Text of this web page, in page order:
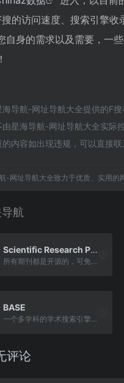
的访问速度、搜索引擎
自身的需求以及需要，一
海导航-网址导航大全提供的F
由星海导航-网址导航大全实际
的内容如出现违规，可以直接
-网址导航大全致力于优质、实用的
航
Scientific Research Publishing
所有期刊都是开源的，可免费下载所有期刊全文
BASE
一个多学科的学术搜索引擎，提供对全球异构学术资源的集成检索服务
评论